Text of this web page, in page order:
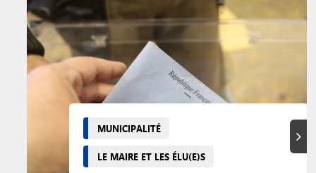
MUNICIPALITÉ
LE MAIRE ET LES ÉLU(E)S